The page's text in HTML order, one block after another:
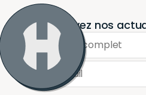
Recevez nos
Nom complet
Email